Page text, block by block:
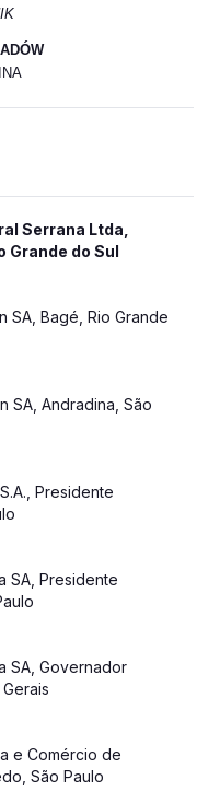
Serrana Ltda,
Grande do Sul
SA, Bagé, Rio Grande
SA, Andradina, São
Presidente
SA, Presidente
SA, Governador
e Comércio de
São Paulo